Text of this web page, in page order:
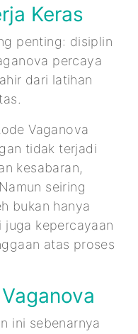
Keras
penting: disiplin
percaya
dari latihan
Vaganova
tidak terjadi
kesabaran,
seiring
bukan hanya
juga kepercayaan
atas proses
ini sebenarnya